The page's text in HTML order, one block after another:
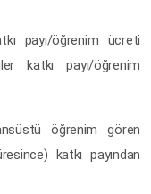
payı/öğrenim ücreti
katkı payı/öğrenim
öğrenim gören
katkı payından